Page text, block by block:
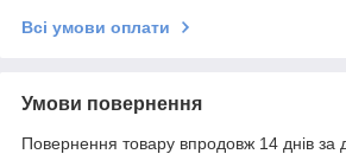
Всі умови оплати
Умови повернення
Повернення товару впродовж 14 днів за